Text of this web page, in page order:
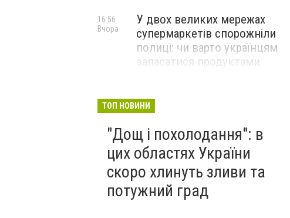
У двох великих мережах
супермаркетів спорожніли
полиці: чи варто українцям
запасатися продуктами
16:56
Вчора
Тернополя: біля міста
Вчора
ТОП НОВИНИ
"Дощ і похолодання": в
цих областях України
скоро хлинуть зливи та
потужний град